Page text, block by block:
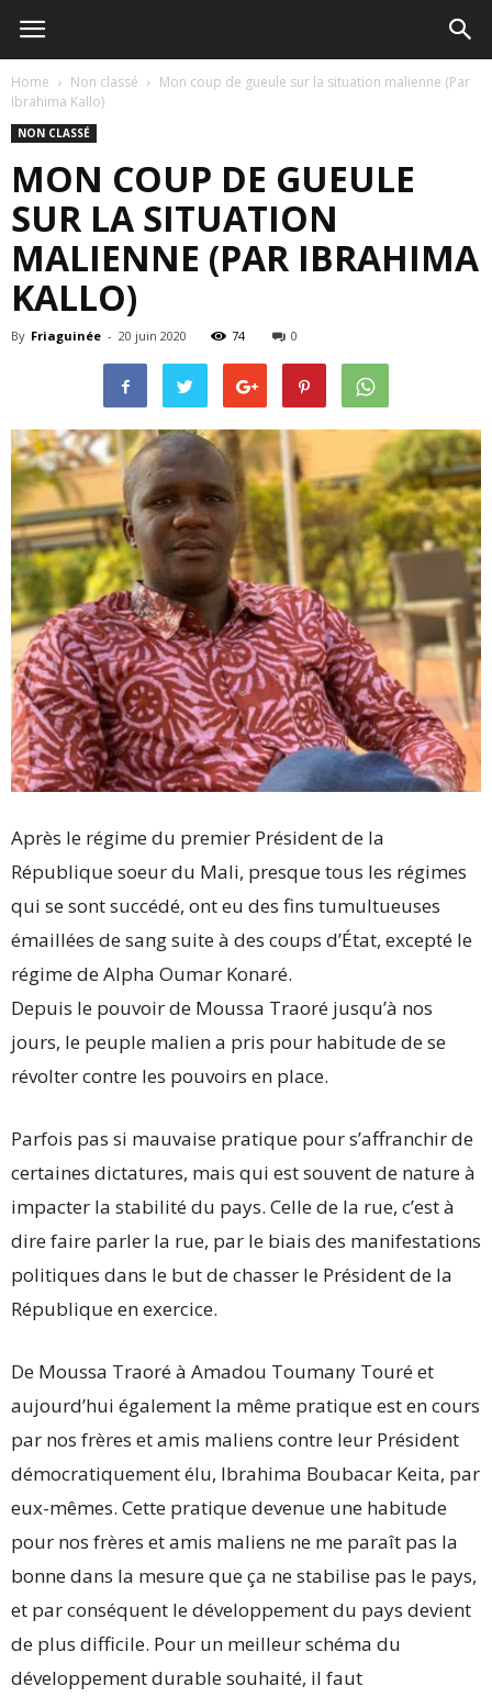
Home Non classé
Mon coup de gueule sur la situation malienne (Par
Ibrahima Kallo)
NON CLASSÉ
MON COUP DE GUEULE
SUR LA SITUATION
MALIENNE (PAR IBRAHIMA
KALLO)
By Friaguinée - 20 juin 2020 74 0
Après le régime du premier Président de la
République soeur du Mali, presque tous les régimes
qui se sont succédé, ont eu des fins tumultueuses
émaillées de sang suite à des coups d’État, excepté le
régime de Alpha Oumar Konaré.
Depuis le pouvoir de Moussa Traoré jusqu’à nos
jours, le peuple malien a pris pour habitude de se
révolter contre les pouvoirs en place.
Parfois pas si mauvaise pratique pour s’affranchir de
certaines dictatures, mais qui est souvent de nature à
impacter la stabilité du pays. Celle de la rue, c’est à
dire faire parler la rue, par le biais des manifestations
politiques dans le but de chasser le Président de la
République en exercice.
De Moussa Traoré à Amadou Toumany Touré et
aujourd’hui également la même pratique est en cours
par nos frères et amis maliens contre leur Président
démocratiquement élu, Ibrahima Boubacar Keita, par
eux-mêmes. Cette pratique devenue une habitude
pour nos frères et amis maliens ne me paraît pas la
bonne dans la mesure que ça ne stabilise pas le pays,
et par conséquent le développement du pays devient
de plus difficile. Pour un meilleur schéma du
développement durable souhaité, il faut